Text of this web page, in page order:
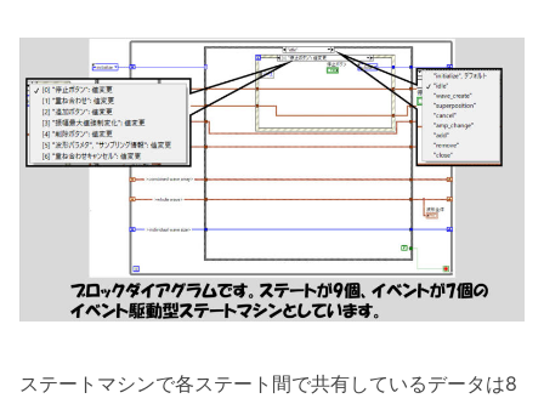
ステートマシンで各ステート間で共有しているデータは8